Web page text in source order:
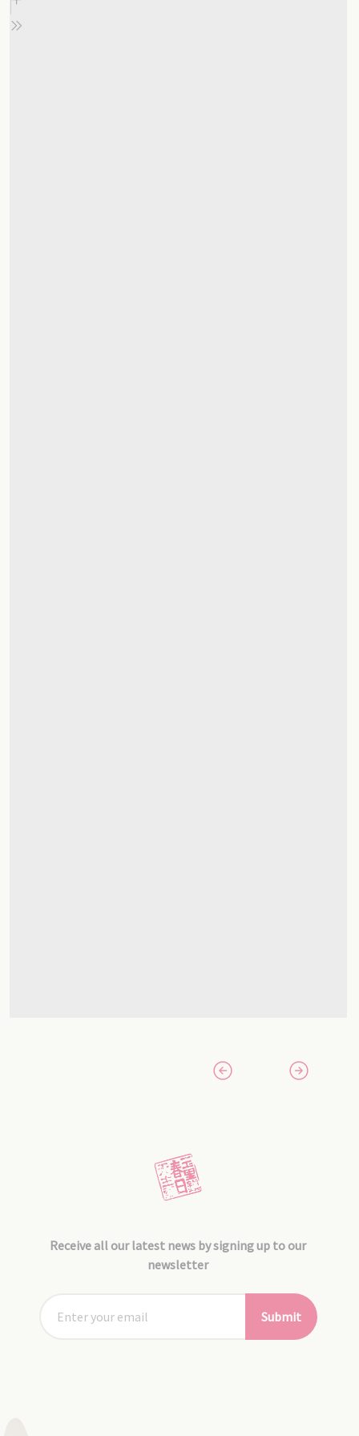
Receive all our latest news by signing up to our
newsletter
Submit